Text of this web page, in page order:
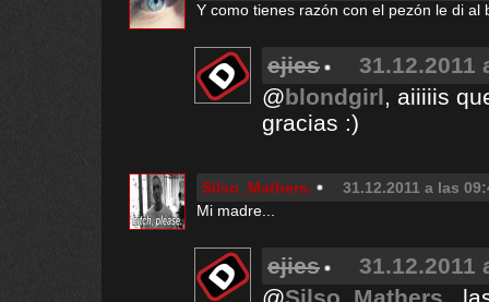
Y como tienes razón con el pezón le di
ejies
31.12.2011
@blondgirl, aiiiiis
gracias :)
Silso_Mathers.
31.12.2011 a las
Mi madre...
ejies
31.12.2011